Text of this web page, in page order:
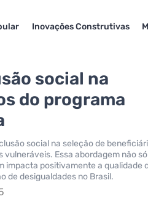
Inovações Construtivas
social na
do programa
social na seleção de
Essa abordagem não só
impacta positivamente a qualidade
de desigualdades no Brasil.